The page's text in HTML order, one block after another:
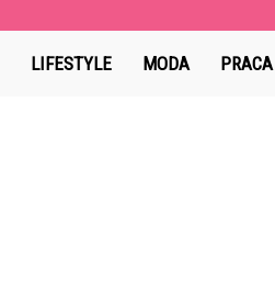
LIFESTYLE MODA PRACA